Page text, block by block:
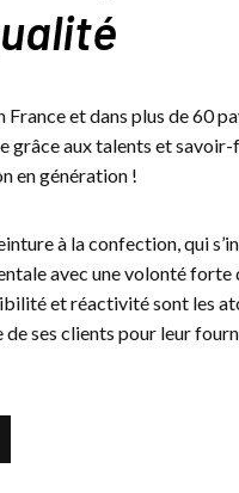
et dans plus de 60
grâce aux talents et savoir-
en génération !
à la confection, qui
avec une volonté forte
et réactivité sont les
ses clients pour leur